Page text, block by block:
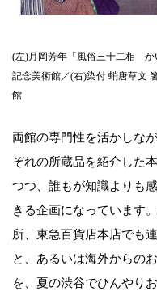
(左)月岡芳年「風俗三十二相
記念美術館／(右)染付 蛸唐草
館
両館の専門性を活かしな
ぞれの所蔵品を紹介した
つつ、誰もが知識よりも
きる企画になっています
所、東急百貨店本店でも
と、あるいは海外からの
を、夏の渋谷でひんやり